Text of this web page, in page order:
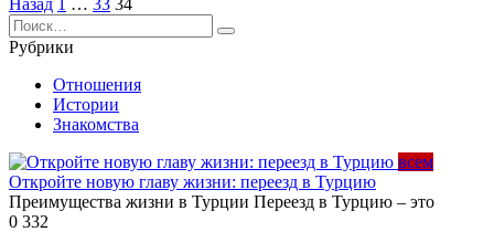
записей
Search
for:
Рубрики
Отношения
Истории
Знакомства
всем
Откройте новую главу жизни: переезд в Турцию
Преимущества жизни в Турции Переезд в Турцию – это
0 332